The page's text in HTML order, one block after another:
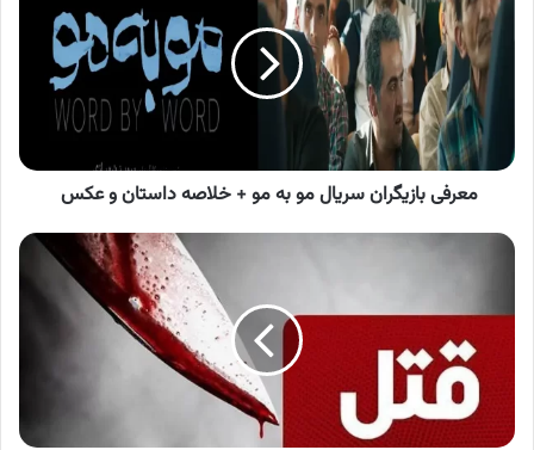
سریال
مو
خلاصه
داستان
معرفی بازیگران سریال مو به مو + خلاصه داستان و عکس
اختلاف
شب
کشیده
شد!